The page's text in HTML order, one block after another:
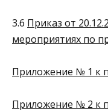
3.6 Приказ от
мероприятиях по
Приложение № 1 к
Приложение № 2 к